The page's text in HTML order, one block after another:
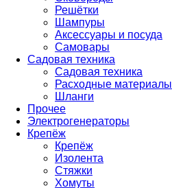
Решётки
Шампуры
Аксессуары и посуда
Самовары
Садовая техника
Садовая техника
Расходные материалы
Шланги
Прочее
Электрогенераторы
Крепёж
Крепёж
Изолента
Стяжки
Хомуты